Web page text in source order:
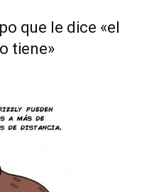
que le dice «el
tiene»